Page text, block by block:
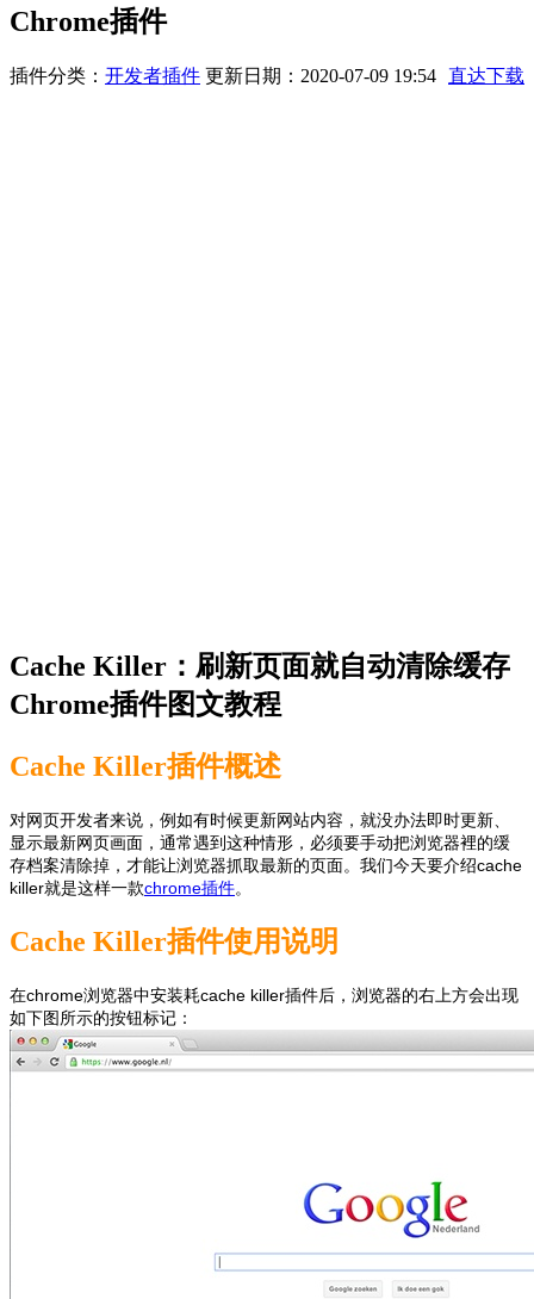
Chrome插件
插件分类： 开发者插件 更新日期：2020-07-09 19:54 直达下载
Cache Killer：刷新页面就自动清除缓存
Chrome插件图文教程
Cache Killer插件概述
对网页开发者来说，例如有时候更新网站内容，就没办法即时更新、
显示最新网页画面，通常遇到这种情形，必须要手动把浏览器裡的缓
存档案清除掉，才能让浏览器抓取最新的页面。我们今天要介绍cache
killer就是这样一款chrome插件。
Cache Killer插件使用说明
在chrome浏览器中安装耗cache killer插件后，浏览器的右上方会出现
如下图所示的按钮标记：